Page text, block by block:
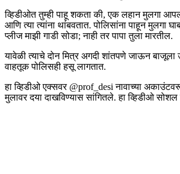
व्हिडीओत तुम्ही पाहू शकता की, एक लहान मुलगा
आणि त्या त्यांना थांबवतात. पोलिसांना पाहून मुलगा
प्लीज माझी गाडी सोडा; नाही तर पापा तुला मारतील.
यावेळी त्याचे दोन मित्र अगदी शांतपणे जाऊन बाजूला
वाहतूक पोलिसही हसू लागतात.
हा व्हिडीओ एक्सवर @prof_desi नावाच्या
मुलावर दया दाखविण्यास सांगितले. हा व्हिडीओ